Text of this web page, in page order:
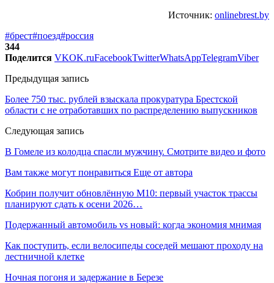
Источник: onlinebrest.by
#брест#поезд#россия
344
Поделится VKOK.ruFacebookTwitterWhatsAppTelegramViber
Предыдущая запись
Более 750 тыс. рублей взыскала прокуратура Брестской
области с не отработавших по распределению выпускников
Следующая запись
В Гомеле из колодца спасли мужчину. Смотрите видео и фото
Вам также могут понравиться Еще от автора
Кобрин получит обновлённую М10: первый участок трассы
планируют сдать к осени 2026…
Подержанный автомобиль vs новый: когда экономия мнимая
Как поступить, если велосипеды соседей мешают проходу на
лестничной клетке
Ночная погоня и задержание в Березе